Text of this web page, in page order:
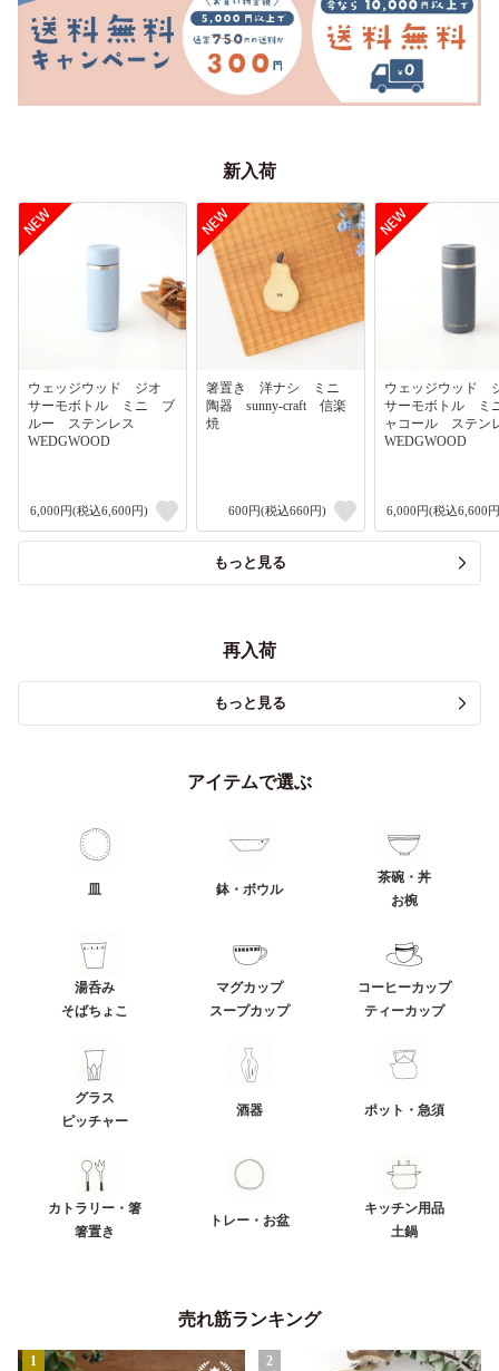
新入荷
ウェッジウッド ジオ
サーモボトル ミニ ブ
ルー ステンレス
WEDGWOOD
6,000円(税込6,600円)
箸置き 洋ナシ ミニ
陶器 sunny-craft 信楽
焼
600円(税込660円)
ウェッジウッド
サーモボトル
ャコール ステ
WEDGWOOD
6,000円(税込6,600
もっと見る
再入荷
もっと見る
アイテムで選ぶ
皿 鉢・ボウル
茶碗・丼
お椀
湯呑み
そばちょこ
マグカップ
スープカップ
コーヒーカップ
ティーカップ
グラス
ピッチャー
酒器 ポット・急須
カトラリー・箸
箸置き
トレー・お盆
キッチン用品
土鍋
売れ筋ランキング
1 2